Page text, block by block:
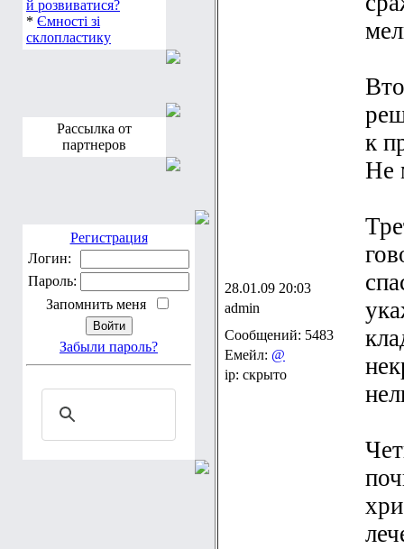
комфортно навчатися
й розвиватися?
*Ємності зі
Рассылка от
Регистрация
Логин:
Пароль:
Запомнить меня
Забыли пароль?
28.01.09 20:03
admin
Сообщений: 5483
Емейл: @
ip: скрыто
к
Не